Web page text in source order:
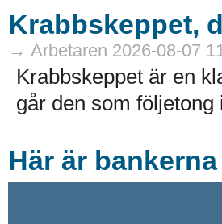
Krabbskeppet,
→ Arbetaren 2026-08-07
Krabbskeppet är en
går den som följetong
Här är